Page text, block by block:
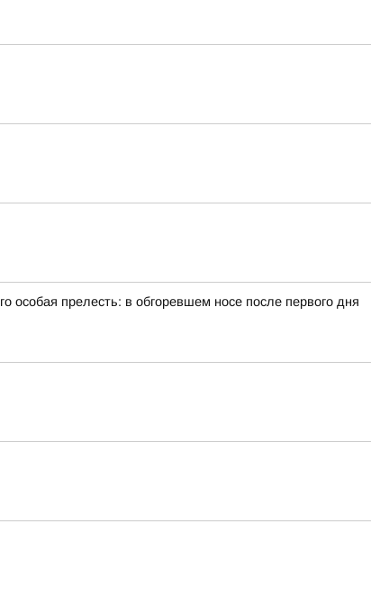
особая прелесть: в обгоревшем носе после первого дня